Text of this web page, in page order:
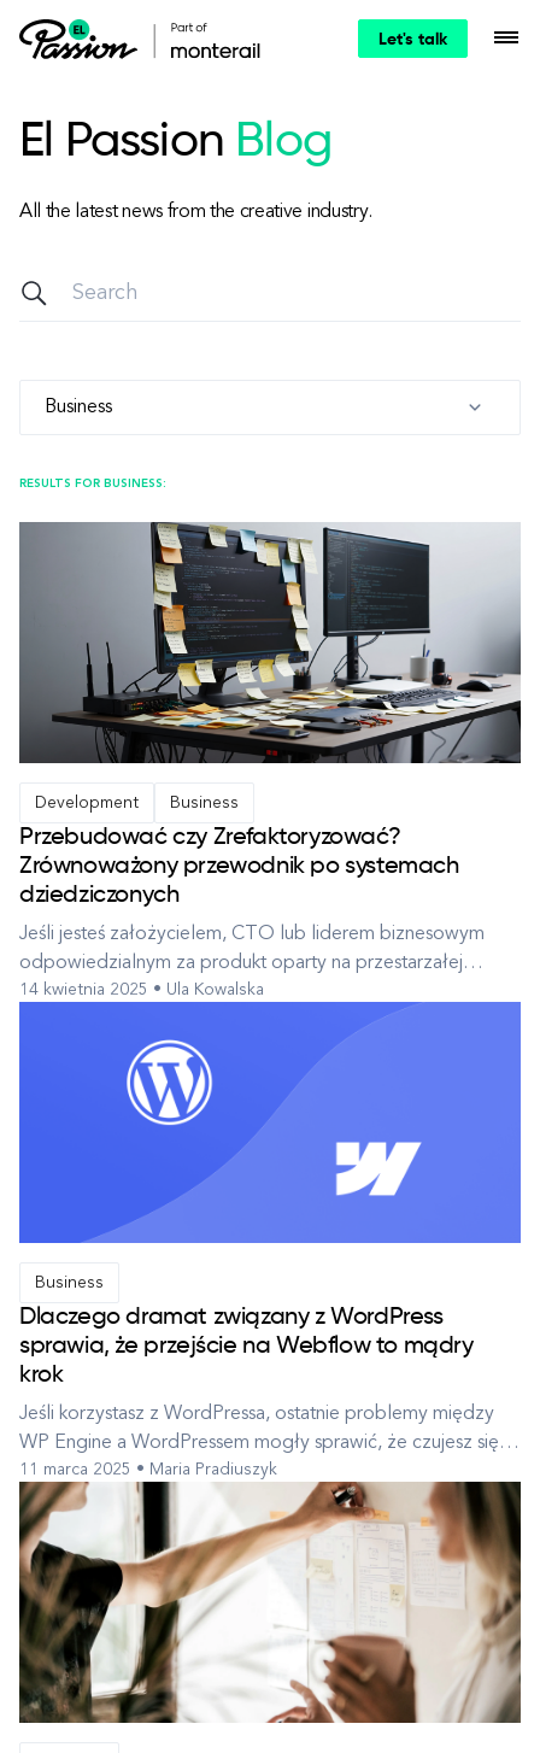
Let's talk
El Passion Blog
All the latest news from the creative industry.
Business
RESULTS FOR BUSINESS:
Development Business
Przebudować czy Zrefaktoryzować?
Zrównoważony przewodnik po systemach
dziedziczonych
Jeśli jesteś założycielem, CTO lub liderem biznesowym
odpowiedzialnym za produkt oparty na przestarzałej
technologii, prawdopodobnie zadałeś sobie pytanie: czy
powinniśmy dalej łatać to, co mamy — czy zacząć od
nowa? Może kod jest kruchy. Może pierwotni architekci już
dawno odeszli. Może twój zespół...
14 kwietnia 2025 • Ula Kowalska
Business
Dlaczego dramat związany z WordPress
sprawia, że przejście na Webflow to mądry
krok
Jeśli korzystasz z WordPressa, ostatnie problemy między
WP Engine a WordPressem mogły sprawić, że czujesz się
niepewnie co do przyszłości. Czy Webflow to lepsza
opcja? Wyjaśnienie dramatu WordPressa Ostatnio
społeczność WordPressa znalazła się w dość dużym
zamieszaniu pomiędzy WP Engine, jednym z gł...
11 marca 2025 • Maria Pradiuszyk